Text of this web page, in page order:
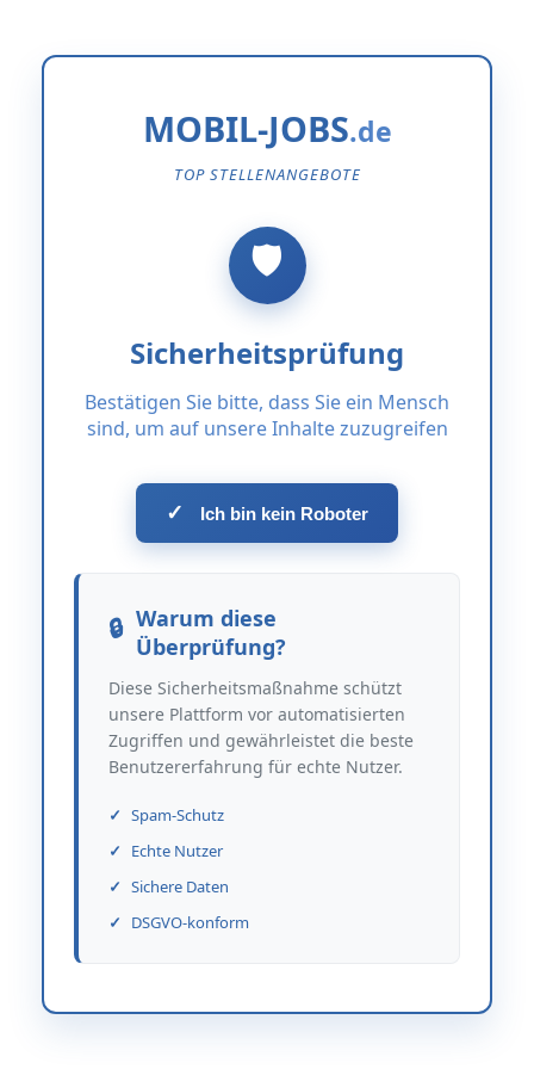
MOBIL-JOBS
TOP STELLENANGEBOTE
Sicherheitsprüfung
Bestätigen Sie bitte, dass Sie ein Mensch
sind, um auf unsere Inhalte zuzugreifen
✓ Ich bin kein Roboter
Warum diese
Überprüfung?
Diese Sicherheitsmaßnahme schützt
unsere Plattform vor automatisierten
Zugriffen und gewährleistet die beste
Benutzererfahrung für echte Nutzer.
Spam-Schutz
Echte Nutzer
Sichere Daten
DSGVO-konform